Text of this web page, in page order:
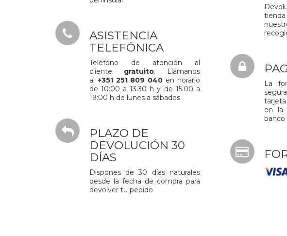
ASISTENCIA
TELEFÓNICA
Teléfono de atención al
cliente gratuito. Llámanos
al +351 251 809 040 en horario
de 10:00 a 13:30 h y de 15:00 a
19:00 h de lunes a sábados
PLAZO DE
DEVOLUCIÓN 30
DÍAS
Dispones de 30 días naturales
desde la fecha de compra para
devolver tu pedido
La
en la
banco